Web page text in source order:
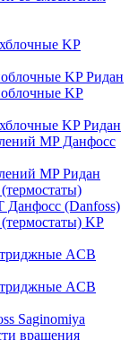
KP
KP Ридан
KP
KP Ридан
MP Данфосс
MP Ридан
Данфосс (Danfoss)
KP
ACB
ACB
Saginomiya
вращения